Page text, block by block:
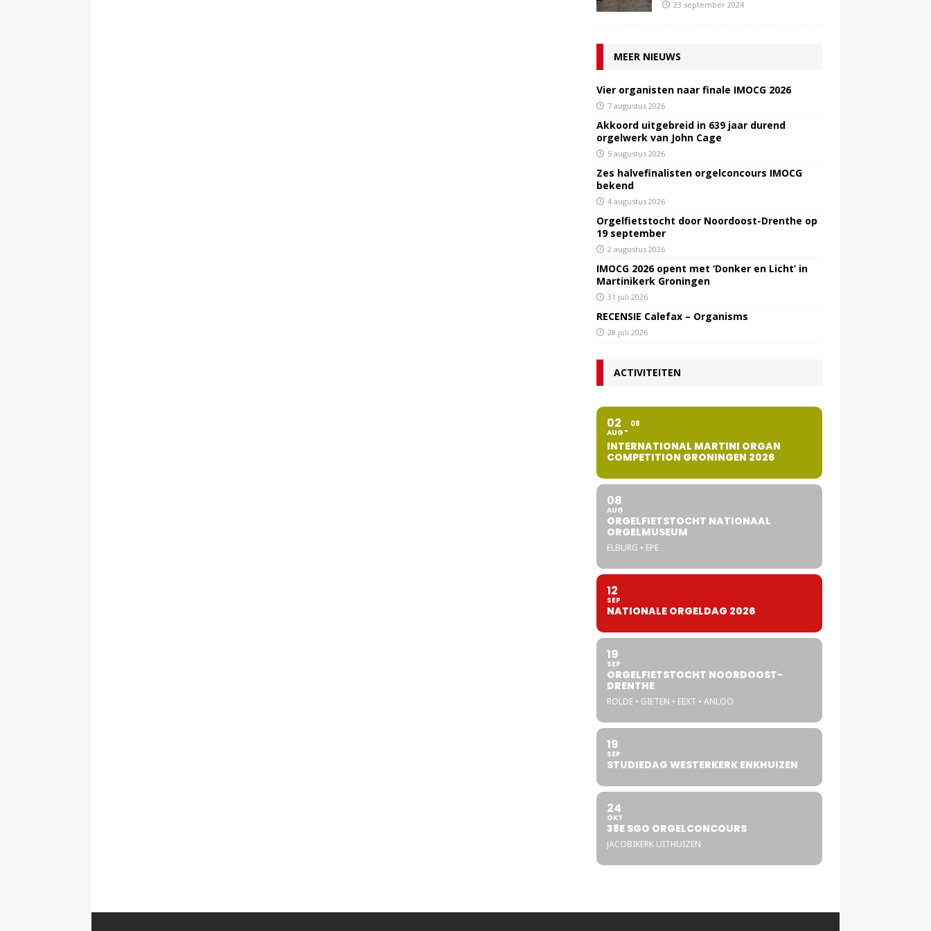
23 september 2024
MEER NIEUWS
Vier organisten naar finale IMOCG 2026
7 augustus 2026
Akkoord uitgebreid in 639 jaar durend
orgelwerk van John Cage
5 augustus 2026
Zes halvefinalisten orgelconcours IMOCG
bekend
4 augustus 2026
Orgelfietstocht door Noordoost-Drenthe op
19 september
2 augustus 2026
IMOCG 2026 opent met ‘Donker en Licht’ in
Martinikerk Groningen
31 juli 2026
RECENSIE Calefax – Organisms
28 juli 2026
ACTIVITEITEN
02
AUG
08
INTERNATIONAL MARTINI ORGAN
COMPETITION GRONINGEN 2026
08
AUG
ORGELFIETSTOCHT NATIONAAL
ORGELMUSEUM
ELBURG • EPE
12
SEP
NATIONALE ORGELDAG 2026
19
SEP
ORGELFIETSTOCHT NOORDOOST-
DRENTHE
ROLDE • GIETEN • EEXT • ANLOO
19
SEP
STUDIEDAG WESTERKERK ENKHUIZEN
24
OKT
38E SGO ORGELCONCOURS
JACOBIKERK UITHUIZEN